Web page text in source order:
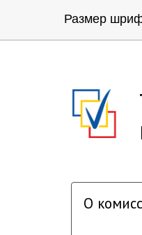
Размер
О